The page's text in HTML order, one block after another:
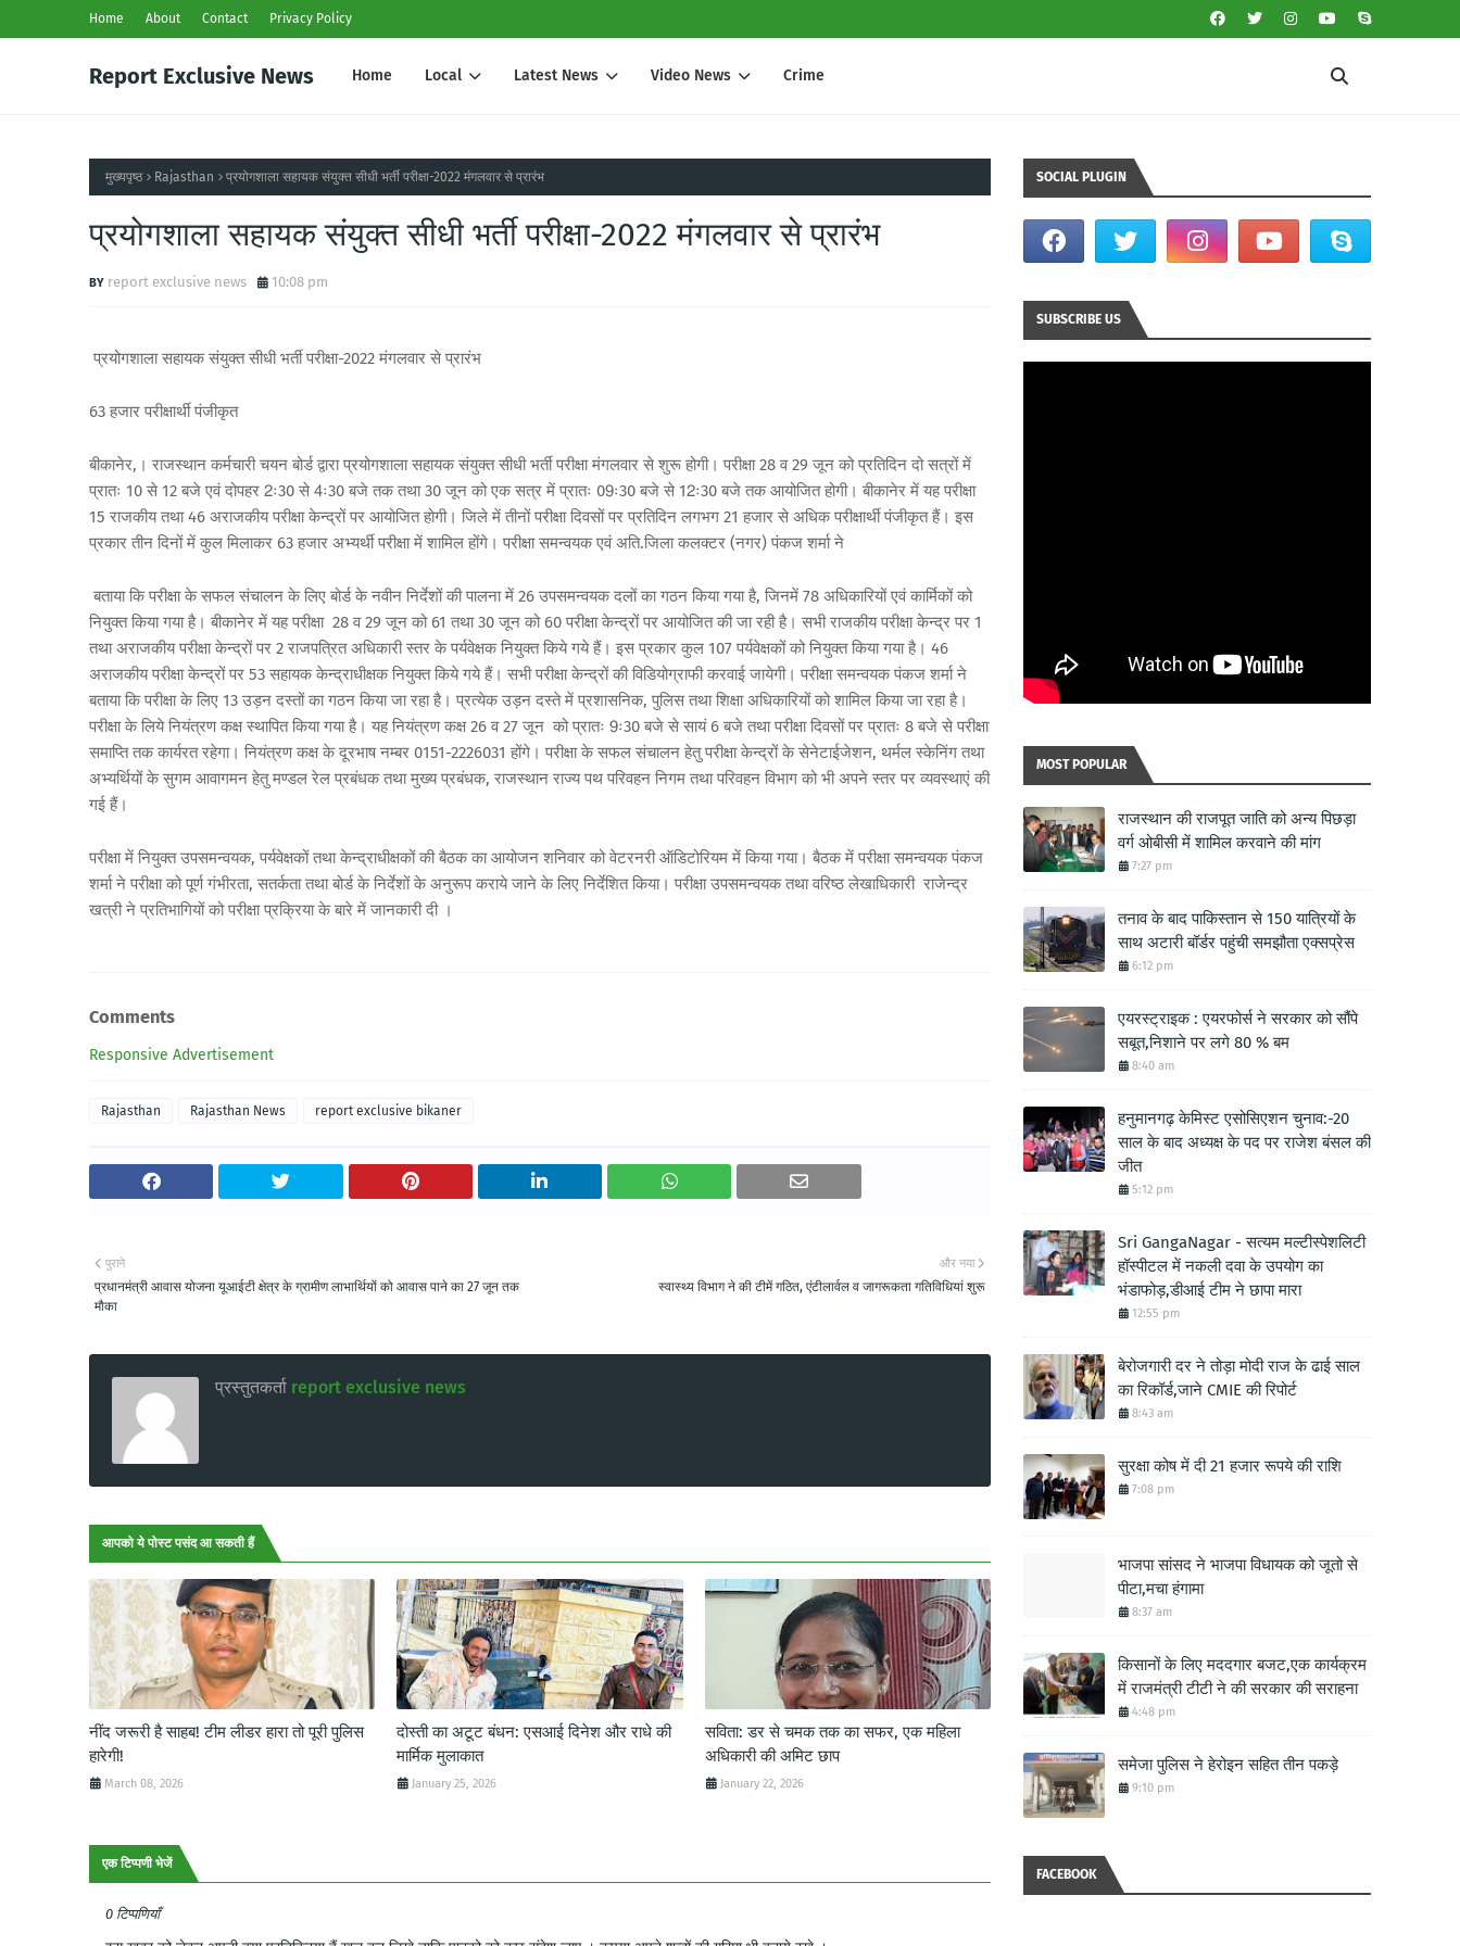
Home About Contact Privacy Policy
Report Exclusive News Home Local Latest News Video News Crime
मुख्यपृष्ठ Rajasthan प्रयोगशाला सहायक संयुक्त सीधी भर्ती परीक्षा-2022 मंगलवार से प्रारंभ
प्रयोगशाला सहायक संयुक्त सीधी भर्ती परीक्षा-2022 मंगलवार से प्रारंभ
report exclusive news 10:08 pm
प्रयोगशाला सहायक संयुक्त सीधी भर्ती परीक्षा-2022 मंगलवार से प्रारंभ
63 हजार परीक्षार्थी पंजीकृत
बीकानेर,। राजस्थान कर्मचारी चयन बोर्ड द्वारा प्रयोगशाला सहायक संयुक्त सीधी भर्ती परीक्षा मंगलवार से शुरू होगी। परीक्षा 28 व 29 जून को प्रतिदिन दो सत्रों में
प्रातः 10 से 12 बजे एवं दोपहर 2ः30 से 4ः30 बजे तक तथा 30 जून को एक सत्र में प्रातः 09ः30 बजे से 12ः30 बजे तक आयोजित होगी। बीकानेर में यह परीक्षा
15 राजकीय तथा 46 अराजकीय परीक्षा केन्द्रों पर आयोजित होगी। जिले में तीनों परीक्षा दिवसों पर प्रतिदिन लगभग 21 हजार से अधिक परीक्षार्थी पंजीकृत हैं। इस
प्रकार तीन दिनों में कुल मिलाकर 63 हजार अभ्यर्थी परीक्षा में शामिल होंगे। परीक्षा समन्वयक एवं अति.जिला कलक्टर (नगर) पंकज शर्मा ने
बताया कि परीक्षा के सफल संचालन के लिए बोर्ड के नवीन निर्देशों की पालना में 26 उपसमन्वयक दलों का गठन किया गया है, जिनमें 78 अधिकारियों एवं कार्मिकों को
नियुक्त किया गया है। बीकानेर में यह परीक्षा 28 व 29 जून को 61 तथा 30 जून को 60 परीक्षा केन्द्रों पर आयोजित की जा रही है। सभी राजकीय परीक्षा केन्द्र पर 1
तथा अराजकीय परीक्षा केन्द्रों पर 2 राजपत्रित अधिकारी स्तर के पर्यवेक्षक नियुक्त किये गये हैं। इस प्रकार कुल 107 पर्यवेक्षकों को नियुक्त किया गया है। 46
अराजकीय परीक्षा केन्द्रों पर 53 सहायक केन्द्राधीक्षक नियुक्त किये गये हैं। सभी परीक्षा केन्द्रों की विडियोग्राफी करवाई जायेगी। परीक्षा समन्वयक पंकज शर्मा ने
बताया कि परीक्षा के लिए 13 उड़न दस्तों का गठन किया जा रहा है। प्रत्येक उड़न दस्ते में प्रशासनिक, पुलिस तथा शिक्षा अधिकारियों को शामिल किया जा रहा है।
परीक्षा के लिये नियंत्रण कक्ष स्थापित किया गया है। यह नियंत्रण कक्ष 26 व 27 जून को प्रातः 9ः30 बजे से सायं 6 बजे तथा परीक्षा दिवसों पर प्रातः 8 बजे से परीक्षा
समाप्ति तक कार्यरत रहेगा। नियंत्रण कक्ष के दूरभाष नम्बर 0151-2226031 होंगे। परीक्षा के सफल संचालन हेतु परीक्षा केन्द्रों के सेनेटाईजेशन, थर्मल स्केनिंग तथा
अभ्यर्थियों के सुगम आवागमन हेतु मण्डल रेल प्रबंधक तथा मुख्य प्रबंधक, राजस्थान राज्य पथ परिवहन निगम तथा परिवहन विभाग को भी अपने स्तर पर व्यवस्थाएं की
गई हैं।
परीक्षा में नियुक्त उपसमन्वयक, पर्यवेक्षकों तथा केन्द्राधीक्षकों की बैठक का आयोजन शनिवार को वेटरनरी ऑडिटोरियम में किया गया। बैठक में परीक्षा समन्वयक पंकज
शर्मा ने परीक्षा को पूर्ण गंभीरता, सतर्कता तथा बोर्ड के निर्देशों के अनुरूप कराये जाने के लिए निर्देशित किया। परीक्षा उपसमन्वयक तथा वरिष्ठ लेखाधिकारी राजेन्द्र
खत्री ने प्रतिभागियों को परीक्षा प्रक्रिया के बारे में जानकारी दी ।
Comments
Responsive Advertisement
Rajasthan Rajasthan News report exclusive bikaner
और नया
स्वास्थ्य विभाग ने की टीमें गठित, एंटीलार्वल व जागरूकता गतिविधियां शुरू
पुराने
प्रधानमंत्री आवास योजना यूआईटी क्षेत्र के ग्रामीण लाभार्थियों को आवास पाने का 27 जून तक
मौका
प्रस्तुतकर्ता report exclusive news
आपको ये पोस्ट पसंद आ सकती हैं
नींद जरूरी है साहब! टीम लीडर हारा तो पूरी पुलिस
हारेगी!
March 08, 2026
दोस्ती का अटूट बंधन: एसआई दिनेश और राधे की
मार्मिक मुलाकात
January 25, 2026
सविता: डर से चमक तक का सफर, एक महिला
अधिकारी की अमिट छाप
January 22, 2026
एक टिप्पणी भेजें
0 टिप्पणियाँ
SOCIAL PLUGIN
SUBSCRIBE US
MOST POPULAR
राजस्थान की राजपूत जाति को अन्य पिछड़ा
वर्ग ओबीसी में शामिल करवाने की मांग
7:27 pm
तनाव के बाद पाकिस्तान से 150 यात्रियों के
साथ अटारी बॉर्डर पहुंची समझौता एक्सप्रेस
6:12 pm
एयरस्ट्राइक : एयरफोर्स ने सरकार को सौंपे
सबूत,निशाने पर लगे 80 % बम
8:40 am
हनुमानगढ़ केमिस्ट एसोसिएशन चुनाव:-20
साल के बाद अध्यक्ष के पद पर राजेश बंसल की
जीत
5:12 pm
Sri GangaNagar - सत्यम मल्टीस्पेशलिटी
हॉस्पीटल में नकली दवा के उपयोग का
भंडाफोड़,डीआई टीम ने छापा मारा
12:55 pm
बेरोजगारी दर ने तोड़ा मोदी राज के ढाई साल
का रिकॉर्ड,जाने CMIE की रिपोर्ट
8:43 am
सुरक्षा कोष में दी 21 हजार रूपये की राशि
7:08 pm
भाजपा सांसद ने भाजपा विधायक को जूतो से
पीटा,मचा हंगामा
8:37 am
किसानों के लिए मददगार बजट,एक कार्यक्रम
में राजमंत्री टीटी ने की सरकार की सराहना
4:48 pm
समेजा पुलिस ने हेरोइन सहित तीन पकड़े
9:10 pm
FACEBOOK